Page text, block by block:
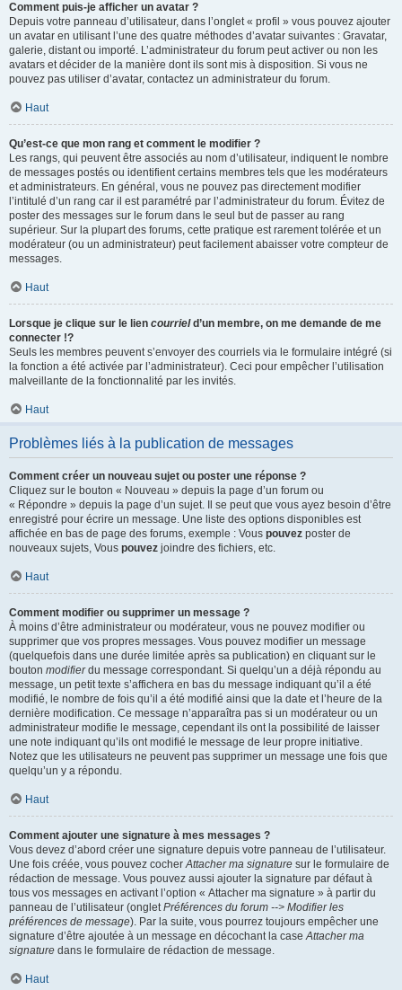
Comment puis-je afficher un avatar ?
Depuis votre panneau d’utilisateur, dans l’onglet « profil » vous pouvez ajouter
un avatar en utilisant l’une des quatre méthodes d’avatar suivantes : Gravatar,
galerie, distant ou importé. L’administrateur du forum peut activer ou non les
avatars et décider de la manière dont ils sont mis à disposition. Si vous ne
pouvez pas utiliser d’avatar, contactez un administrateur du forum.
Haut
Qu’est-ce que mon rang et comment le modifier ?
Les rangs, qui peuvent être associés au nom d’utilisateur, indiquent le nombre
de messages postés ou identifient certains membres tels que les modérateurs
et administrateurs. En général, vous ne pouvez pas directement modifier
l’intitulé d’un rang car il est paramétré par l’administrateur du forum. Évitez de
poster des messages sur le forum dans le seul but de passer au rang
supérieur. Sur la plupart des forums, cette pratique est rarement tolérée et un
modérateur (ou un administrateur) peut facilement abaisser votre compteur de
messages.
Haut
Lorsque je clique sur le lien courrield’un membre, on me demande de me
connecter !?
Seuls les membres peuvent s’envoyer des courriels via le formulaire intégré (si
la fonction a été activée par l’administrateur). Ceci pour empêcher l’utilisation
malveillante de la fonctionnalité par les invités.
Haut
Problèmes liés à la publication de messages
Comment créer un nouveau sujet ou poster une réponse ?
Cliquez sur le bouton « Nouveau » depuis la page d’un forum ou
« Répondre » depuis la page d’un sujet. Il se peut que vous ayez besoin d’être
enregistré pour écrire un message. Une liste des options disponibles est
affichée en bas de page des forums, exemple : Vous pouvez poster de
nouveaux sujets, Vous pouvez joindre des fichiers, etc.
Haut
Comment modifier ou supprimer un message ?
À moins d’être administrateur ou modérateur, vous ne pouvez modifier ou
supprimer que vos propres messages. Vous pouvez modifier un message
(quelquefois dans une durée limitée après sa publication) en cliquant sur le
bouton modifierdu message correspondant. Si quelqu’un a déjà répondu au
message, un petit texte s’affichera en bas du message indiquant qu’il a été
modifié, le nombre de fois qu’il a été modifié ainsi que la date et l’heure de la
dernière modification. Ce message n’apparaîtra pas si un modérateur ou un
administrateur modifie le message, cependant ils ont la possibilité de laisser
une note indiquant qu’ils ont modifié le message de leur propre initiative.
Notez que les utilisateurs ne peuvent pas supprimer un message une fois que
quelqu’un y a répondu.
Haut
Comment ajouter une signature à mes messages ?
Vous devez d’abord créer une signature depuis votre panneau de l’utilisateur.
Une fois créée, vous pouvez cocherAttacher ma signature sur le formulaire de
rédaction de message. Vous pouvez aussi ajouter la signature par défaut à
tous vos messages en activant l’option « Attacher ma signature » à partir du
panneau de l’utilisateur (ongletPréférences du forum --> Modifier les
préférences de message). Par la suite, vous pourrez toujours empêcher une
signature d’être ajoutée à un message en décochant la caseAttacher ma
signature dans le formulaire de rédaction de message.
Haut